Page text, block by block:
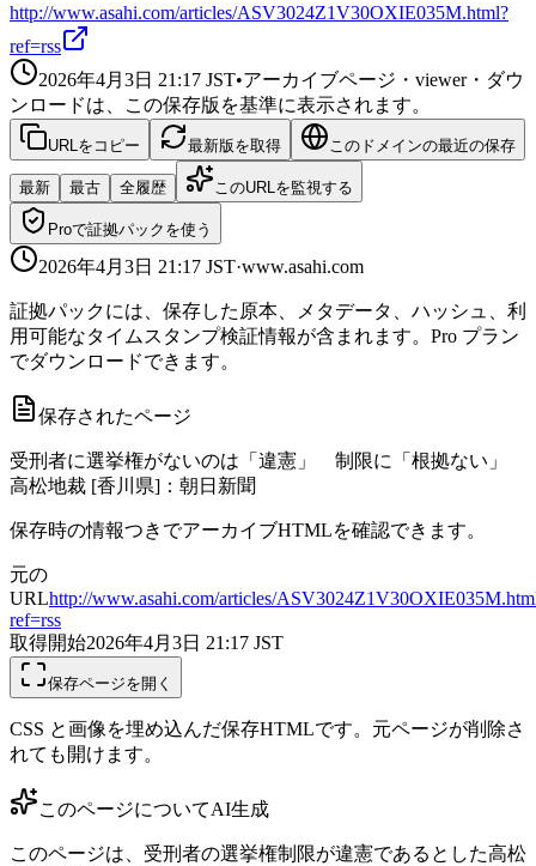
http://www.asahi.com/articles/ASV3024Z1V30OXIE035M.html?
ref=rss
2026年4月3日 21:17 JST•アーカイブページ・viewer・ダウ
ンロードは、この保存版を基準に表示されます。
URLをコピー 最新版を取得 このドメインの最近の保存
最新 最古 全履歴 このURLを監視する
Proで証拠パックを使う
2026年4月3日 21:17 JST·www.asahi.com
証拠パックには、保存した原本、メタデータ、ハッシュ、利
用可能なタイムスタンプ検証情報が含まれます。Pro プラン
でダウンロードできます。
保存されたページ
受刑者に選挙権がないのは「違憲」 制限に「根拠ない」
高松地裁 [香川県]：朝日新聞
保存時の情報つきでアーカイブHTMLを確認できます。
元の
URLhttp://www.asahi.com/articles/
ref=rss
取得開始2026年4月3日 21:17 JST
保存ページを開く
CSS と画像を埋め込んだ保存HTMLです。元ページが削除さ
れても開けます。
このページについてAI生成
このページは、受刑者の選挙権制限が違憲であるとした高松